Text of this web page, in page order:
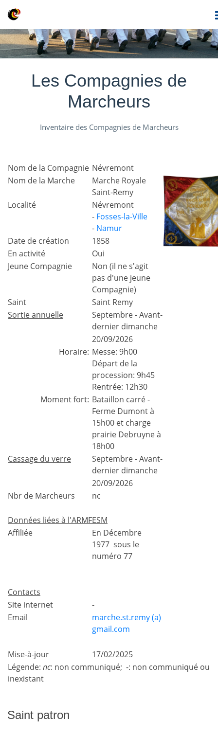
Les Compagnies de
Marcheurs
Inventaire des Compagnies de Marcheurs
Nom de la Compagnie Névremont
Nom de la Marche
Marche Royale
Saint-Remy
Localité
Névremont
- Fosses-la-Ville
- Namur
Date de création
1858
En activité
Oui
Jeune Compagnie
Non (il ne s'agit
pas d'une jeune
Compagnie)
Saint
Saint Remy
Sortie annuelle
Septembre - Avant-
dernier dimanche
20/09/2026
Horaire: Messe: 9h00
Départ de la
procession: 9h45
Rentrée: 12h30
Moment fort: Bataillon carré -
Ferme Dumont à
15h00 et charge
prairie Debruyne à
18h00
Cassage du verre
Septembre - Avant-
dernier dimanche
20/09/2026
Nbr de Marcheurs
nc
Données liées à l'ARMFESM
Affiliée
En Décembre
1977 sous le
numéro 77
Contacts
Site internet
-
Email
marche.st.remy (a)
gmail.com
Mise-à-jour
17/02/2025
Légende: nc: non communiqué; -: non communiqué ou
inexistant
Saint patron